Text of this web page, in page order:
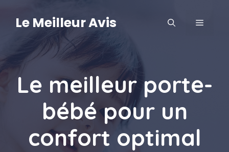
contenu
Le Meilleur Avis MENU
Le meilleur porte-
bébé pour un
confort optimal